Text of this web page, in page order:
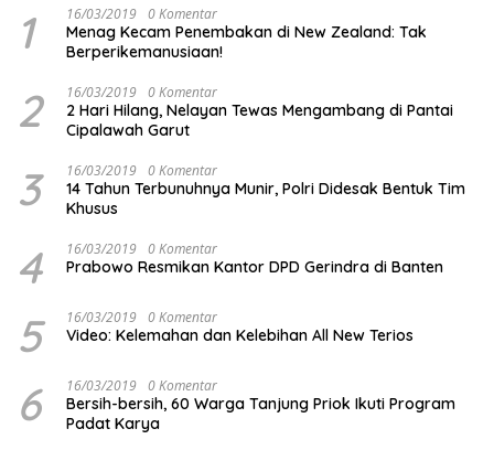
1 16/03/2019 0 Komentar
Menag Kecam Penembakan di New Zealand: Tak
Berperikemanusiaan!
2 16/03/2019 0 Komentar
2 Hari Hilang, Nelayan Tewas Mengambang di Pantai
Cipalawah Garut
3 16/03/2019 0 Komentar
14 Tahun Terbunuhnya Munir, Polri Didesak Bentuk Tim
Khusus
4 16/03/2019 0 Komentar
Prabowo Resmikan Kantor DPD Gerindra di Banten
5 16/03/2019 0 Komentar
Video: Kelemahan dan Kelebihan All New Terios
6 16/03/2019 0 Komentar
Bersih-bersih, 60 Warga Tanjung Priok Ikuti Program
Padat Karya